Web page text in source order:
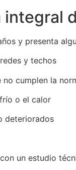
integral
y presenta
y techos
no cumplen la
o el calor
deteriorados
un estudio